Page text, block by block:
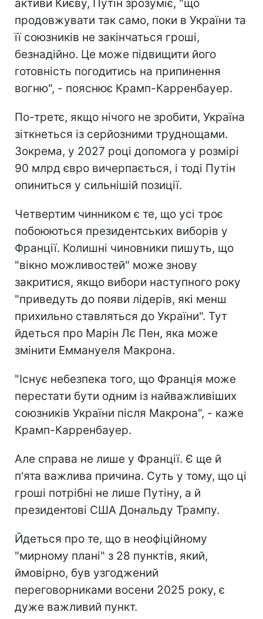
активи Києву, Путін зрозуміє, "що
продовжувати так само, поки в України та
її союзників не закінчаться гроші,
безнадійно. Це може підвищити його
готовність погодитись на припинення
вогню", - пояснює Крамп-Карренбауер.
По-третє, якщо нічого не зробити, Україна
зіткнеться із серйозними труднощами.
Зокрема, у 2027 році допомога у розмірі
90 млрд євро вичерпається, і тоді Путін
опиниться у сильнішій позиції.
Четвертим чинником є те, що усі троє
побоюються президентських виборів у
Франції. Колишні чиновники пишуть, що
"вікно можливостей" може знову
закритися, якщо вибори наступного року
"приведуть до появи лідерів, які менш
прихильно ставляться до України". Тут
йдеться про Марін Лє Пен, яка може
змінити Еммануеля Макрона.
"Існує небезпека того, що Франція може
перестати бути одним із найважливіших
союзників України після Макрона", - каже
Крамп-Карренбауер.
Але справа не лише у Франції. Є ще й
п'ята важлива причина. Суть у тому, що ці
гроші потрібні не лише Путіну, а й
президентові США Дональду Трампу.
Йдеться про те, що в неофіційному
"мирному плані" з 28 пунктів, який,
ймовірно, був узгоджений
переговорниками восени 2025 року, є
дуже важливий пункт.